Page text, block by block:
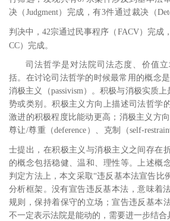
决（ Judgment）完成，有3件通过裁决（
判决中，42宗通过民事程序（ FACV）完成，
CC）完成。
司法哲学是对法院司法态度、价值
括。在讨论司法哲学的时候最常用的概念
消极主义（passivism）。积极与消极实质上
势或类别。积极主义方向上描述司法哲学
激进的积极程度比能动更高；消极主义方
尊让/尊重（deference ）、克制（self-
士提出，在积极主义与消极主义之间存在
的概念包括稳健、温和、理性等。上述概
判定方法上，本文采取“违反基本法宣告比
分析框架。没有宣告违反基本法，意味着
规则，保持着保守的立场；宣告违反基本
不一定表示法院是能动的，需要进一步结合